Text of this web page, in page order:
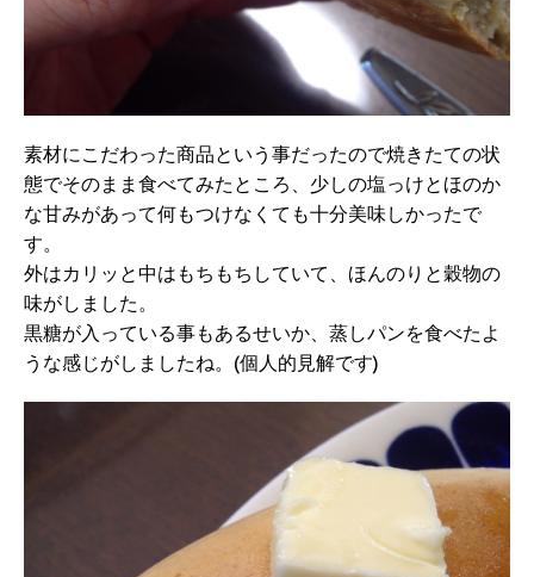
素材にこだわった商品という事だったので焼きたての状
態でそのまま食べてみたところ、少しの塩っけとほのか
な甘みがあって何もつけなくても十分美味しかったで
す。
外はカリッと中はもちもちしていて、ほんのりと穀物の
味がしました。
黒糖が入っている事もあるせいか、蒸しパンを食べたよ
うな感じがしましたね。(個人的見解です)